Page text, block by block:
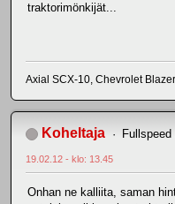
traktorimönkijät...
Axial SCX-10, Chevrolet Blazer
Koheltaja Fullspeed
19.02.12 - klo: 13.45
Onhan ne kalliita, saman